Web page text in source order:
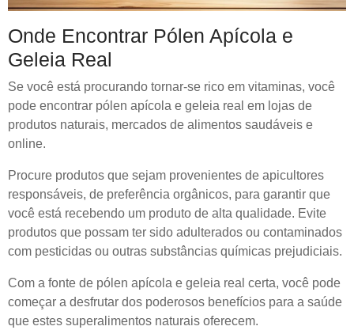
Onde Encontrar Pólen Apícola e
Geleia Real
Se você está procurando tornar-se rico em vitaminas, você
pode encontrar pólen apícola e geleia real em lojas de
produtos naturais, mercados de alimentos saudáveis e
online.
Procure produtos que sejam provenientes de apicultores
responsáveis, de preferência orgânicos, para garantir que
você está recebendo um produto de alta qualidade. Evite
produtos que possam ter sido adulterados ou contaminados
com pesticidas ou outras substâncias químicas prejudiciais.
Com a fonte de pólen apícola e geleia real certa, você pode
começar a desfrutar dos poderosos benefícios para a saúde
que estes superalimentos naturais oferecem.